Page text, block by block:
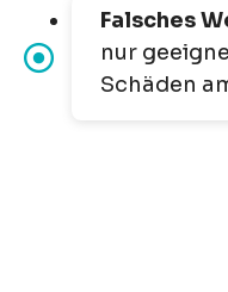
Falsches
nur
Schäden